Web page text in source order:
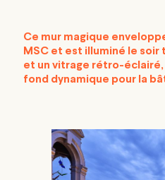
Ce mur magique
MSC et est illuminé le
et un vitrage rétro-
fond dynamique pour la